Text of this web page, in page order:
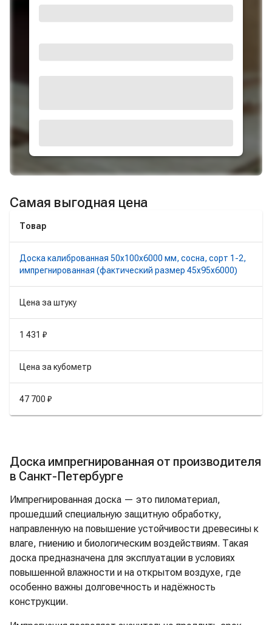
Самая выгодная цена
Товар
Доска калиброванная 50х100х6000 мм, сосна, сорт 1-2,
импрегнированная (фактический размер 45х95х6000)
Цена за штуку
1 431 ₽
Цена за кубометр
47 700 ₽
Доска импрегнированная от производителя
в Санкт-Петербурге
Импрегнированная доска — это пиломатериал,
прошедший специальную защитную обработку,
направленную на повышение устойчивости древесины к
влаге, гниению и биологическим воздействиям. Такая
доска предназначена для эксплуатации в условиях
повышенной влажности и на открытом воздухе, где
особенно важны долговечность и надёжность
конструкции.